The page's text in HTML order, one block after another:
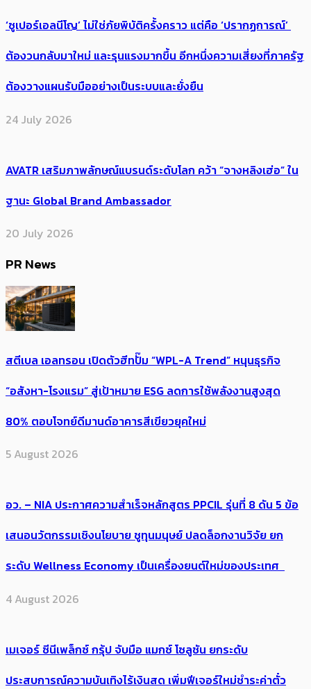
‘ซูเปอร์เอลนีโญ’ ไม่ใช่ภัยพิบัติครั้งคราว แต่คือ ‘ปรากฏการณ์’ ​
ต้อง​วนกลับมาใหม่ และรุนแรงมากขึ้น อีกหนึ่งความเสี่ยงที่ภาครัฐ
ต้องวางแผนรับมืออย่างเป็นระบบและยั่งยืน
24 July 2026
AVATR เสริมภาพลักษณ์แบรนด์ระดับโลก คว้า “จางหลิงเฮ่อ” ใน
ฐานะ Global Brand Ambassador
20 July 2026
PR News
สตีเบล เอลทรอน เปิดตัวฮีทปั๊ม “WPL-A Trend” หนุนธุรกิจ
“อสังหา-โรงแรม” สู่เป้าหมาย ESG ลดการใช้พลังงานสูงสุด
80% ตอบโจทย์ดีมานด์อาคารสีเขียวยุคใหม่
5 August 2026
อว. – NIA ประกาศความสำเร็จหลักสูตร PPCIL รุ่นที่ 8 ดัน 5 ข้อ
เสนอนวัตกรรมเชิงนโยบาย ชูทุนมนุษย์ ปลดล็อกงานวิจัย ยก
ระดับ Wellness Economy เป็นเครื่องยนต์ใหม่ของประเทศ
4 August 2026
เมเจอร์ ซีนีเพล็กซ์ กรุ้ป จับมือ แมกซ์ โซลูชัน ยกระดับ
ประสบการณ์ความบันเทิงไร้เงินสด เพิ่มฟีเจอร์ใหม่ชำระค่าตั๋ว